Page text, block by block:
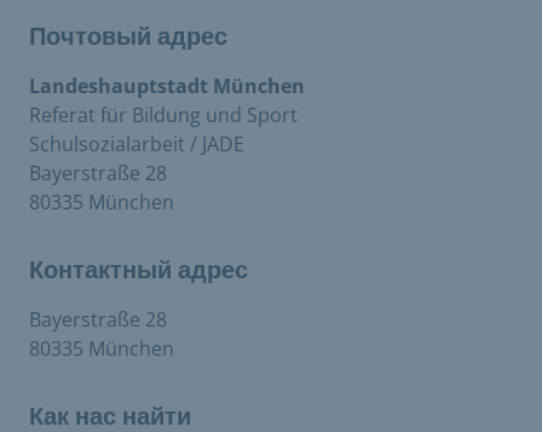
Почтовый адрес
Landeshauptstadt München
Referat für Bildung und Sport
Schulsozialarbeit / JADE
Bayerstraße 28
80335 München
Контактный адрес
Bayerstraße 28
80335 München
Как нас найти